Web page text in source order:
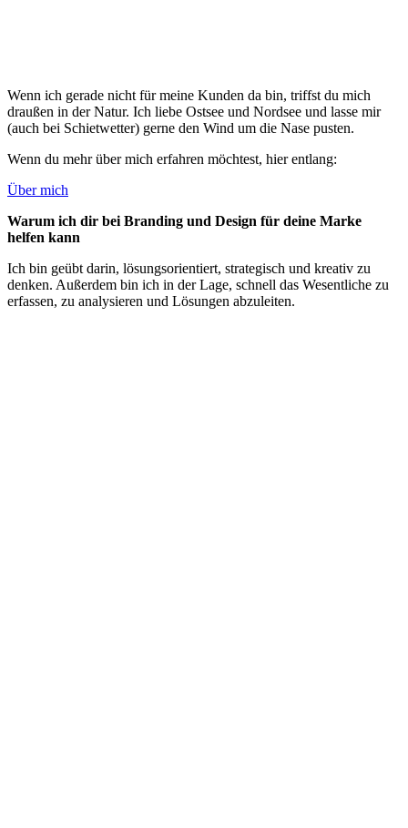
Wenn ich gerade nicht für meine Kunden da bin, triffst du mich
draußen in der Natur. Ich liebe Ostsee und Nordsee und lasse mir
(auch bei Schietwetter) gerne den Wind um die Nase pusten.
Wenn du mehr über mich erfahren möchtest, hier entlang:
Über mich
Warum ich dir bei Branding und Design für deine Marke
helfen kann
Ich bin geübt darin, lösungsorientiert, strategisch und kreativ zu
denken. Außerdem bin ich in der Lage, schnell das Wesentliche zu
erfassen, zu analysieren und Lösungen abzuleiten.